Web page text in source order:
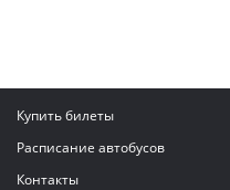
Купить билеты
Расписание автобусов
Контакты